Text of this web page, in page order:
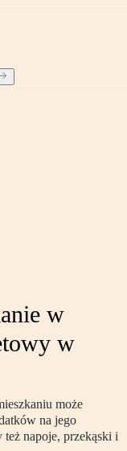
w
w
może
na jego
napoje, przekąski i